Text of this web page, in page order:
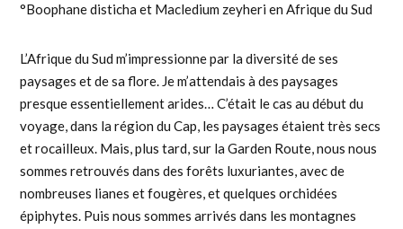
°Boophane disticha et Macledium zeyheri en Afrique du Sud
L’Afrique du Sud m’impressionne par la diversité de ses
paysages et de sa flore. Je m’attendais à des paysages
presque essentiellement arides… C’était le cas au début du
voyage, dans la région du Cap, les paysages étaient très secs
et rocailleux. Mais, plus tard, sur la Garden Route, nous nous
sommes retrouvés dans des forêts luxuriantes, avec de
nombreuses lianes et fougères, et quelques orchidées
épiphytes. Puis nous sommes arrivés dans les montagnes